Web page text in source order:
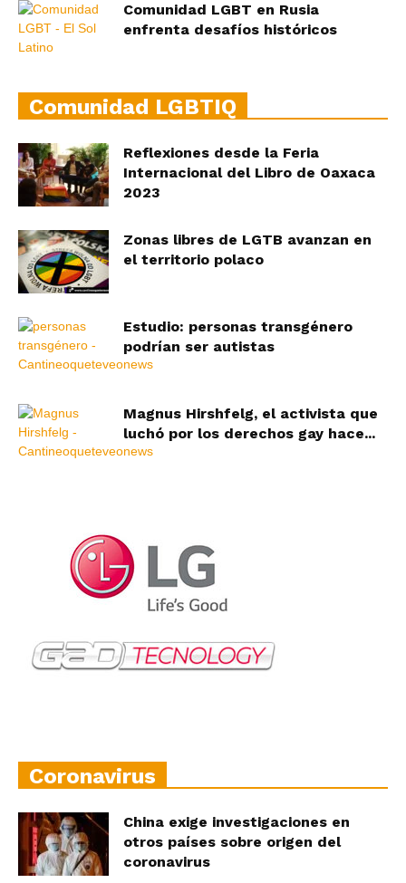
Comunidad LGBT en Rusia
enfrenta desafíos históricos
Comunidad LGBTIQ
Reflexiones desde la Feria
Internacional del Libro de Oaxaca
2023
Zonas libres de LGTB avanzan en
el territorio polaco
Estudio: personas transgénero
podrían ser autistas
Magnus Hirshfelg, el activista que
luchó por los derechos gay hace...
Coronavirus
China exige investigaciones en
otros países sobre origen del
coronavirus